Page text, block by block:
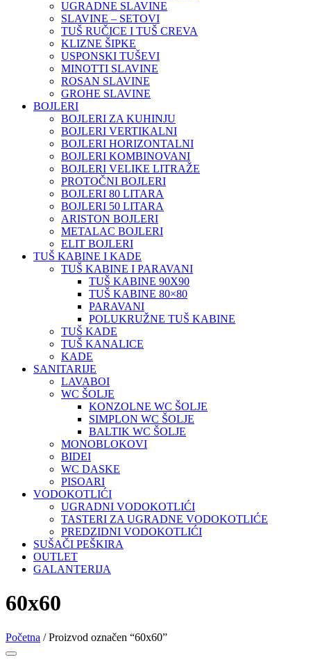
UGRADNE SLAVINE
SLAVINE – SETOVI
TUŠ RUČICE I TUŠ CREVA
KLIZNE ŠIPKE
USPONSKI TUŠEVI
MINOTTI SLAVINE
ROSAN SLAVINE
GROHE SLAVINE
BOJLERI
BOJLERI ZA KUHINJU
BOJLERI VERTIKALNI
BOJLERI HORIZONTALNI
BOJLERI KOMBINOVANI
BOJLERI VELIKE LITRAŽE
PROTOČNI BOJLERI
BOJLERI 80 LITARA
BOJLERI 50 LITARA
ARISTON BOJLERI
METALAC BOJLERI
ELIT BOJLERI
TUŠ KABINE I KADE
TUŠ KABINE I PARAVANI
TUŠ KABINE 90X90
TUŠ KABINE 80×80
PARAVANI
POLUKRUŽNE TUŠ KABINE
TUŠ KADE
TUŠ KANALICE
KADE
SANITARIJE
LAVABOI
WC ŠOLJE
KONZOLNE WC ŠOLJE
SIMPLON WC ŠOLJE
BALTIK WC ŠOLJE
MONOBLOKOVI
BIDEI
WC DASKE
PISOARI
VODOKOTLIĆI
UGRADNI VODOKOTLIĆI
TASTERI ZA UGRADNE VODOKOTLIĆE
PREDZIDNI VODOKOTLIĆI
SUŠAČI PEŠKIRA
OUTLET
GALANTERIJA
60x60
Početna / Proizvod označen “60x60”